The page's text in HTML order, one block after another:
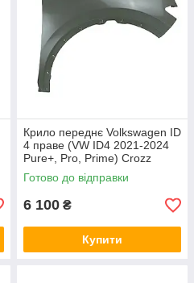
Крило переднє Volkswagen ID
4 праве (VW ID4 2021-2024
Pure+, Pro, Prime) Crozz
SKADI
Готово до відправки
6 100 ₴
Купити